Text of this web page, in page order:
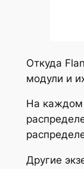
Откуда
модули и
На каждом
Другие